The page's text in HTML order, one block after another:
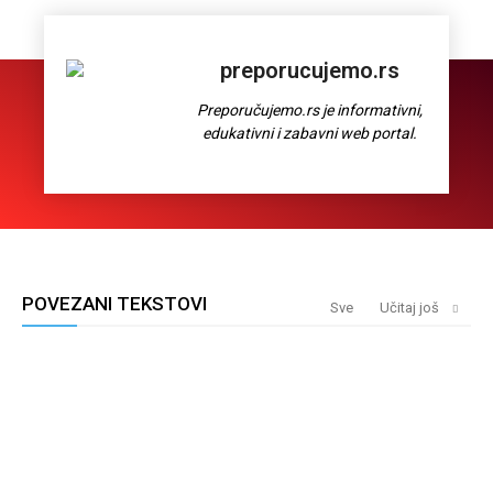
preporucujemo.rs
Preporučujemo.rs je informativni,
edukativni i zabavni web portal.
POVEZANI TEKSTOVI Sve Učitaj još